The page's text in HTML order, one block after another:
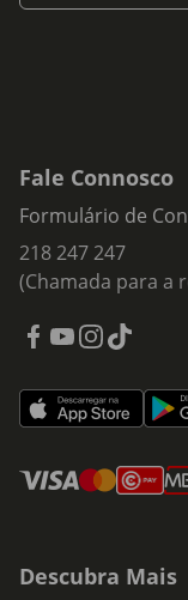
Fale Connosco
Formulário de
218 247 247
(Chamada para a
Descubra Mais